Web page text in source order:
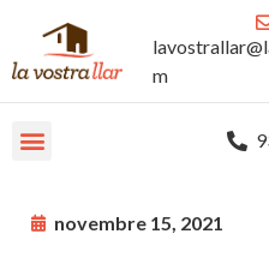
m
novembre 15, 2021